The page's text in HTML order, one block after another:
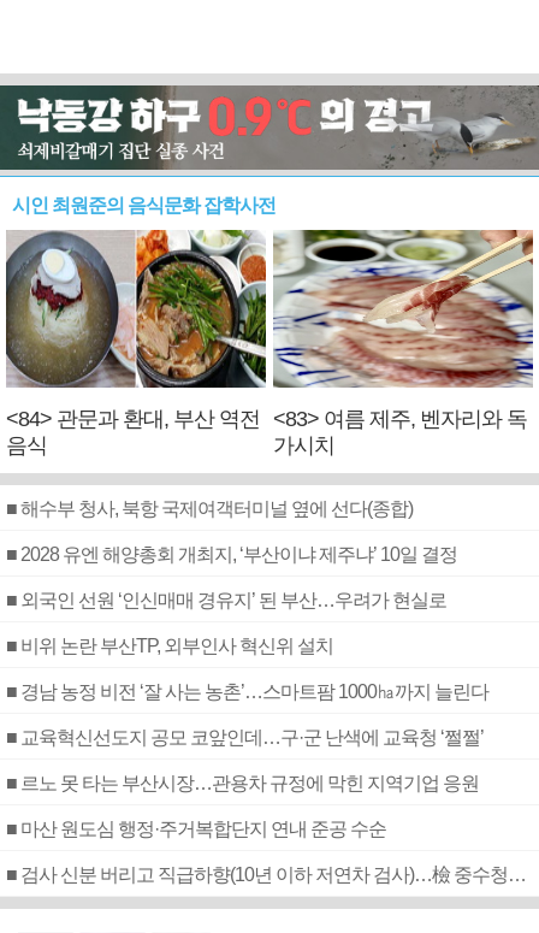
시인 최원준의 음식문화 잡학사전
<84> 관문과 환대, 부산 역전
음식
<83> 여름 제주, 벤자리와 독
가시치
■ 해수부 청사, 북항 국제여객터미널 옆에 선다(종합)
■ 2028 유엔 해양총회 개최지, ‘부산이냐 제주냐’ 10일 결정
■ 외국인 선원 ‘인신매매 경유지’ 된 부산…우려가 현실로
■ 비위 논란 부산TP, 외부인사 혁신위 설치
■ 경남 농정 비전 ‘잘 사는 농촌’…스마트팜 1000㏊까지 늘린다
■ 교육혁신선도지 공모 코앞인데…구·군 난색에 교육청 ‘쩔쩔’
■ 르노 못 타는 부산시장…관용차 규정에 막힌 지역기업 응원
■ 마산 원도심 행정·주거복합단지 연내 준공 수순
■ 검사 신분 버리고 직급하향(10년 이하 저연차 검사)…檢 중수청행 기피